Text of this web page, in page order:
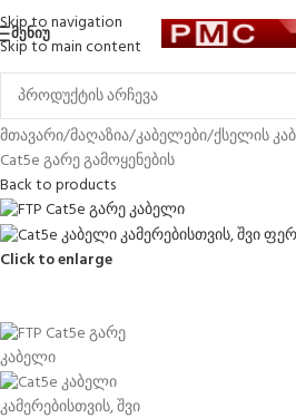
Skip to navigation
Skip to main content
ᲛᲔᲜᲘᲣ
მთავარი/მაღაზია/კაბელები/ქსელის
Cat5e გარე გამოყენების
Back to products
Click to enlarge